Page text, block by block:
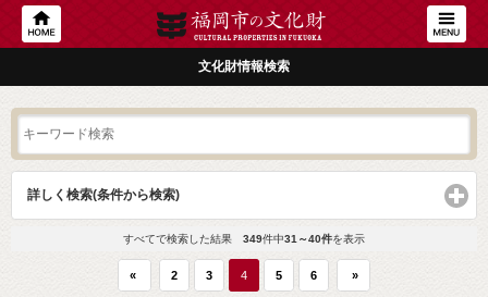
文化財情報検索
詳しく検索(条件から検索)
すべてで検索した結果 349件中31～40件を表示
« 2 3 4 5 6 »